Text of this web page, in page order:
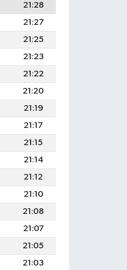
21:28
21:27
21:25
21:23
21:22
21:20
21:19
21:17
21:15
21:14
21:12
21:10
21:08
21:07
21:05
21:03